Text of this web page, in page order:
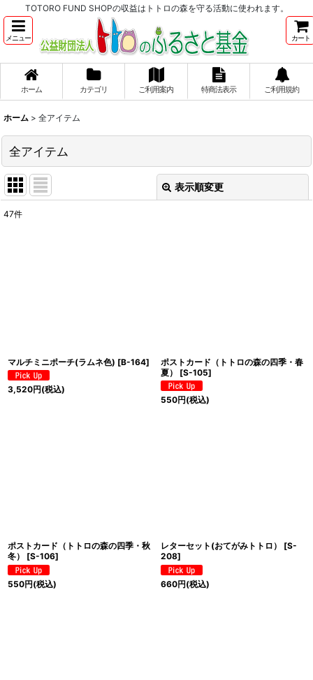
TOTORO FUND SHOPの収益はトトロの森を守る活動に使われます。
メニュー カート
ホーム カテゴリ ご利用案内 特商法表示 ご利用規約
ホーム > 全アイテム
全アイテム
表示順変更
47件
マルチミニポーチ(ラムネ色) [B-164]
3,520円(税込)
ポストカード（トトロの森の四季・春
夏）
[S-105]
550円(税込)
ポストカード（トトロの森の四季・秋
冬）
[S-106]
550円(税込)
レターセット(おてがみトトロ） [S-
208]
660円(税込)